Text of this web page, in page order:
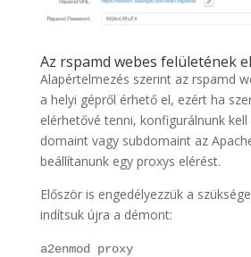
Az rspamd webes felületének
Alapértelmezés szerint az rspamd
a helyi gépről érhető el, ezért ha
elérhetővé tenni, konfigurálnunk
domaint vagy subdomaint az
beállítanunk egy proxys elérést.
Először is engedélyezzük a
indítsuk újra a démont:
a2enmod proxy